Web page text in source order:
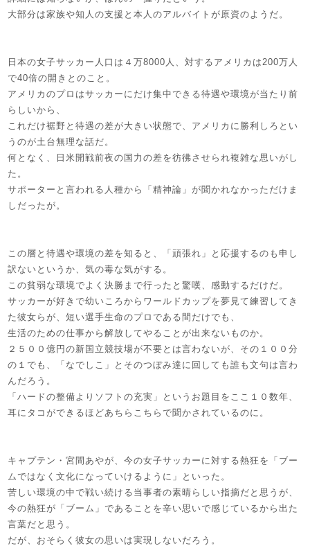
大部分は家族や知人の支援と本人のアルバイトが原資のようだ。
日本の女子サッカー人口は４万8000人、対するアメリカは200万人
で40倍の開きとのこと。
アメリカのプロはサッカーにだけ集中できる待遇や環境が当たり前
らしいから、
これだけ裾野と待遇の差が大きい状態で、アメリカに勝利しろとい
うのが土台無理な話だ。
何となく、日米開戦前夜の国力の差を彷彿させられ複雑な思いがし
た。
サポーターと言われる人種から「精神論」が聞かれなかっただけま
しだったが。
この層と待遇や環境の差を知ると、「頑張れ」と応援するのも申し
訳ないというか、気の毒な気がする。
この貧弱な環境でよく決勝まで行ったと驚嘆、感動するだけだ。
サッカーが好きで幼いころからワールドカップを夢見て練習してき
た彼女らが、短い選手生命のプロである間だけでも、
生活のための仕事から解放してやることが出来ないものか。
２５００億円の新国立競技場が不要とは言わないが、その１００分
の１でも、「なでしこ」とそのつぼみ達に回しても誰も文句は言わ
んだろう。
「ハードの整備よりソフトの充実」というお題目をここ１０数年、
耳にタコができるほどあちらこちらで聞かされているのに。
キャプテン・宮間あやが、今の女子サッカーに対する熱狂を「ブー
ムではなく文化になっていけるように」といった。
苦しい環境の中で戦い続ける当事者の素晴らしい指摘だと思うが、
今の熱狂が「ブーム」であることを辛い思いで感じているから出た
言葉だと思う。
だが、おそらく彼女の思いは実現しないだろう。